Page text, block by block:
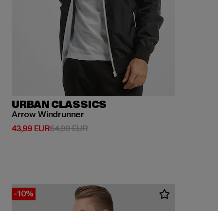
URBAN CLASSICS
Arrow Windrunner
43,99 EUR
Derzeitiger Preis: 43,99 EUR
54,99 EURAktionspreis: 54,99 EUR
-10%